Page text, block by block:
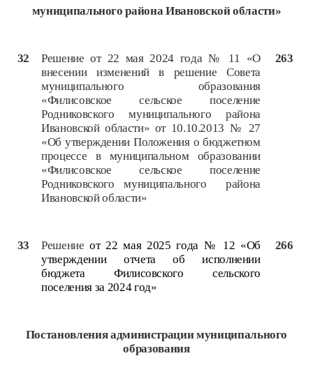
муниципального района Ивановской области»
32
Решение от 22 мая 2024 года № 11 «О
внесении изменений в решение Совета
муниципального образования
«Филисовское сельское поселение
Родниковского муниципального района
Ивановской области» от 10.10.2013 № 27
«Об утверждении Положения о бюджетном
процессе в муниципальном образовании
«Филисовское сельское поселение
Родниковского муниципального района
Ивановской области»
263
33 Решениеот 22 мая 2025 года № 12 «Об
утверждении отчета об исполнении
бюджета Филисовского сельского
поселения за 2024 год»
266
Постановления администрациимуниципального
образования